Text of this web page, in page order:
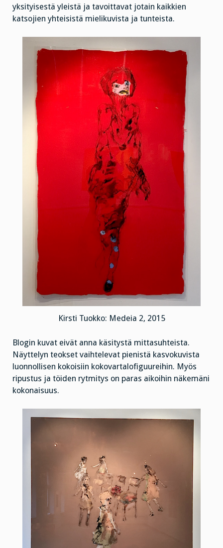
yksityisestä yleistä ja tavoittavat jotain kaikkien
katsojien yhteisistä mielikuvista ja tunteista.
Kirsti Tuokko: Medeia 2, 2015
Blogin kuvat eivät anna käsitystä mittasuhteista.
Näyttelyn teokset vaihtelevat pienistä kasvokuvista
luonnollisen kokoisiin kokovartalofiguureihin. Myös
ripustus ja töiden rytmitys on paras aikoihin näkemäni
kokonaisuus.